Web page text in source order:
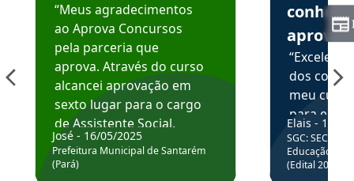
“Meus agradecimentos
ao Aprova Concursos
pela parceria que
aprova. Através do curso
alcancei aprovação em
sexto lugar para o cargo
de Assistente Social.
Hoje estou atuando na
Prefeitura de Santarém.
José - 16/05/2025
Prefeitura Municipal de Santarém
(Pará)
aprova
dos
meu
para
colocar
através
de
Elais - 15/
SGC: SEC BA
Educação
(Edital